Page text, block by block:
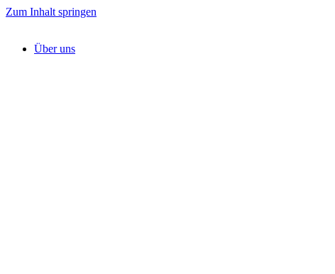
Zum Inhalt springen
Über uns